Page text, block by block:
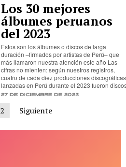
Los 30 mejores
álbumes peruanos
del 2023
Estos son los álbumes o discos de larga
duración –firmados por artistas de Perú– que
más llamaron nuestra atención este año Las
cifras no mienten: según nuestros registros,
cuatro de cada diez producciones discográficas
lanzadas en Perú durante el 2023 fueron
27 de diciembre de 2023
2 Siguiente